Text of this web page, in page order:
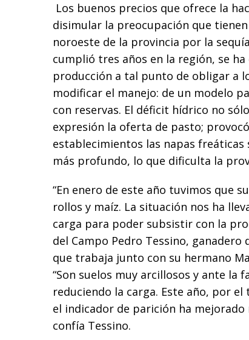
Los buenos precios que ofrece la
disimular la preocupación que
noroeste de la provincia por la
cumplió tres años en la región, se
producción a tal punto de obligar a
modificar el manejo: de un modelo
con reservas. El déficit hídrico no
expresión la oferta de pasto;
establecimientos las napas freáticas
más profundo, lo que dificulta la
“En enero de este año tuvimos que
rollos y maíz. La situación nos ha
carga para poder subsistir con la
del Campo Pedro Tessino, ganadero
que trabaja junto con su hermano
“Son suelos muy arcillosos y ante la
reduciendo la carga. Este año, por
el indicador de parición ha
confía Tessino.